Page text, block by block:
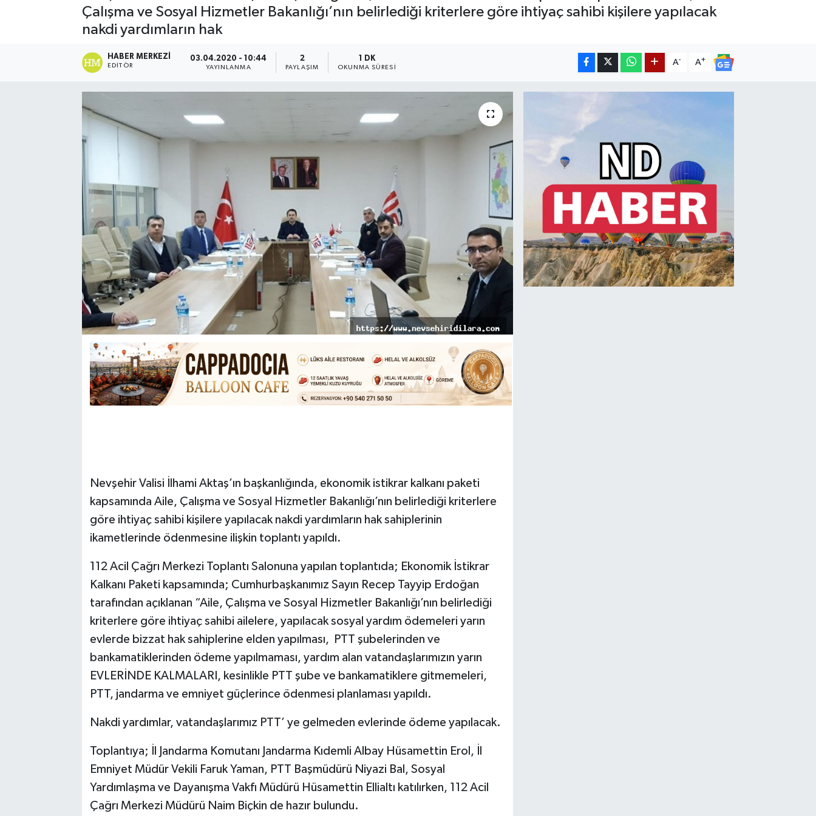
Çalışma ve Sosyal Hizmetler Bakanlığı’nın belirlediği kriterlere göre ihtiyaç sahibi kişilere yapılacak
nakdi yardımların hak
HABER MERKEZI
EDITÖR
03.04.2020 - 10:44
YAYINLANMA
2
PAYLAŞIM
1 DK
OKUNMA SÜRESI
A- A+
Nevşehir Valisi İlhami Aktaş’ın başkanlığında, ekonomik istikrar kalkanı paketi
kapsamında Aile, Çalışma ve Sosyal Hizmetler Bakanlığı’nın belirlediği kriterlere
göre ihtiyaç sahibi kişilere yapılacak nakdi yardımların hak sahiplerinin
ikametlerinde ödenmesine ilişkin toplantı yapıldı.
112 Acil Çağrı Merkezi Toplantı Salonuna yapılan toplantıda; Ekonomik İstikrar
Kalkanı Paketi kapsamında; Cumhurbaşkanımız Sayın Recep Tayyip Erdoğan
tarafından açıklanan “Aile, Çalışma ve Sosyal Hizmetler Bakanlığı’nın belirlediği
kriterlere göre ihtiyaç sahibi ailelere, yapılacak sosyal yardım ödemeleri yarın
evlerde bizzat hak sahiplerine elden yapılması, PTT şubelerinden ve
bankamatiklerinden ödeme yapılmaması, yardım alan vatandaşlarımızın yarın
EVLERİNDE KALMALARI, kesinlikle PTT şube ve bankamatiklere gitmemeleri,
PTT, jandarma ve emniyet güçlerince ödenmesi planlaması yapıldı.
Nakdi yardımlar, vatandaşlarımız PTT’ ye gelmeden evlerinde ödeme yapılacak.
Toplantıya; İl Jandarma Komutanı Jandarma Kıdemli Albay Hüsamettin Erol, İl
Emniyet Müdür Vekili Faruk Yaman, PTT Başmüdürü Niyazi Bal, Sosyal
Yardımlaşma ve Dayanışma Vakfı Müdürü Hüsamettin Ellialtı katılırken, 112 Acil
Çağrı Merkezi Müdürü Naim Biçkin de hazır bulundu.